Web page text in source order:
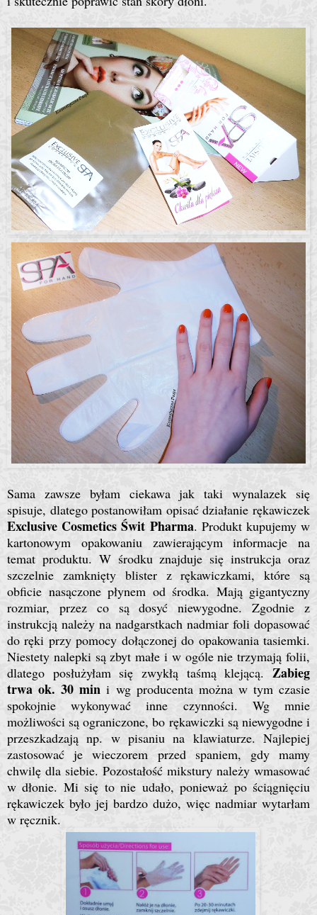
Sama zawsze byłam ciekawa jak taki wynalazek się
spisuje, dlatego postanowiłam opisać działanie rękawiczek
Exclusive Cosmetics Świt Pharma. Produkt kupujemy w
kartonowym opakowaniu zawierającym informacje na
temat produktu. W środku znajduje się instrukcja oraz
szczelnie zamknięty blister z rękawiczkami, które są
obficie nasączone płynem od środka. Mają gigantyczny
rozmiar, przez co są dosyć niewygodne. Zgodnie z
instrukcją należy na nadgarstkach nadmiar foli dopasować
do ręki przy pomocy dołączonej do opakowania tasiemki.
Niestety nalepki są zbyt małe i w ogóle nie trzymają folii,
dlatego posłużyłam się zwykłą taśmą klejącą. Zabieg
trwa ok. 30 min i wg producenta można w tym czasie
spokojnie wykonywać inne czynności. Wg mnie
możliwości są ograniczone, bo rękawiczki są niewygodne i
przeszkadzają np. w pisaniu na klawiaturze. Najlepiej
zastosować je wieczorem przed spaniem, gdy mamy
chwilę dla siebie. Pozostałość mikstury należy wmasować
w dłonie. Mi się to nie udało, ponieważ po ściągnięciu
rękawiczek było jej bardzo dużo, więc nadmiar wytarłam
w ręcznik.